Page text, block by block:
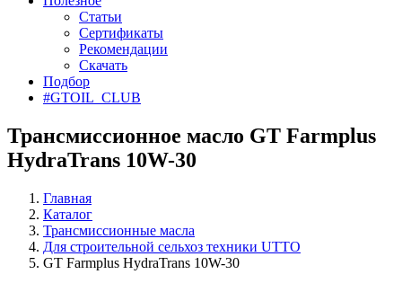
Статьи
Сертификаты
Рекомендации
Скачать
Подбор
#GTOIL_CLUB
Трансмиссионное масло GT Farmplus
HydraTrans 10W-30
Главная
Каталог
Трансмиссионные масла
Для строительной сельхоз техники UTTO
GT Farmplus HydraTrans 10W-30